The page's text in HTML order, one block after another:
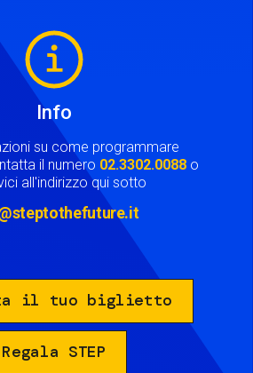
Info
su come programmare
il numero 02.3302.0088 o
all'indirizzo qui sotto
il tuo biglietto
Regala STEP